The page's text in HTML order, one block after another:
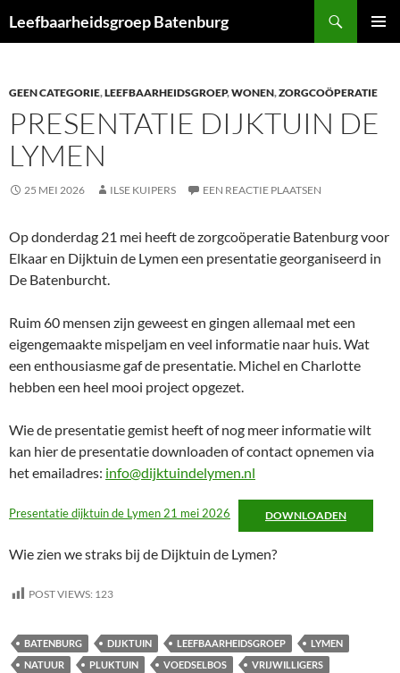
naar
Leefbaarheidsgroep Batenburg
GEEN CATEGORIE,LEEFBAARHEIDSGROEP,WONEN,ZORGCOÖPERATIE
PRESENTATIE DIJKTUIN DE
LYMEN
25 MEI 2026 ILSE KUIPERS EEN REACTIE PLAATSEN
Op donderdag 21 mei heeft de zorgcoöperatie Batenburg voor
Elkaar en Dijktuin de Lymen een presentatie georganiseerd in
De Batenburcht.
Ruim 60 mensen zijn geweest en gingen allemaal met een
eigengemaakte mispeljam en veel informatie naar huis. Wat
een enthousiasme gaf de presentatie. Michel en Charlotte
hebben een heel mooi project opgezet.
Wie de presentatie gemist heeft of nog meer informatie wilt
kan hier de presentatie downloaden of contact opnemen via
het emailadres: info@dijktuindelymen.nl
Presentatie dijktuin de Lymen 21 mei 2026 DOWNLOADEN
Wie zien we straks bij de Dijktuin de Lymen?
POST VIEWS: 123
BATENBURG DIJKTUIN LEEFBAARHEIDSGROEP
LYMEN
NATUUR
PLUKTUIN VOEDSELBOS
VRIJWILLIGERS